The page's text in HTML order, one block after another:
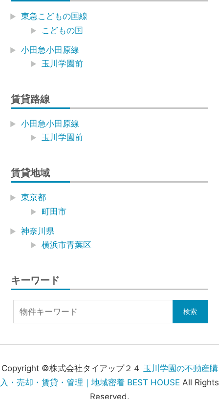
東急こどもの国線
こどもの国
小田急小田原線
玉川学園前
賃貸路線
小田急小田原線
玉川学園前
賃貸地域
東京都
町田市
神奈川県
横浜市青葉区
キーワード
Copyright ©株式会社タイアップ２４ 玉川学園の不動産購
入・売却・賃貸・管理｜地域密着 BEST HOUSE All Rights
Reserved.